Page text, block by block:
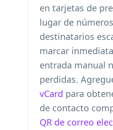
en tarjetas de
lugar de
destinatarios
marcar
entrada manual
perdidas.
vCard para
de contacto
QR de correo